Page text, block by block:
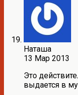
Наташа
13 Мар 2013
Это
выдается в